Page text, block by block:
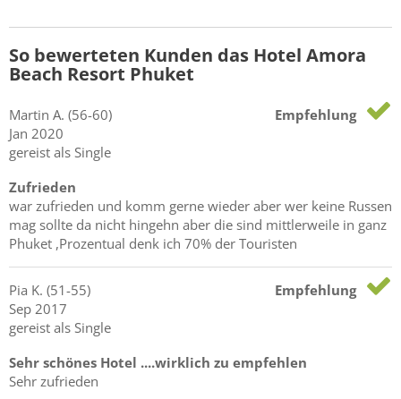
So bewerteten Kunden das Hotel Amora
Beach Resort Phuket
Martin A. (56-60)
Jan 2020
gereist als Single
Empfehlung
Zufrieden
war zufrieden und komm gerne wieder aber wer keine Russen
mag sollte da nicht hingehn aber die sind mittlerweile in ganz
Phuket ,Prozentual denk ich 70% der Touristen
Pia K. (51-55)
Sep 2017
gereist als Single
Empfehlung
Sehr schönes Hotel ....wirklich zu empfehlen
Sehr zufrieden